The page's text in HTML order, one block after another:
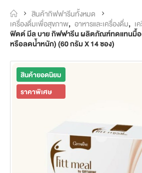
สินค้ากิฟฟารีนทั้งหมด
เครื่องดื่มเพื่อสุขภาพ, อาหารและเครื่องดื่ม, เ
ฟิตต์ มีล บาย กิฟฟารีน ผลิตภัณฑ์ทดแทนมื้อ
หรือลดน้ำหนัก) (60 กรัม X 14 ซอง)
สินค้ายอดนิยม
ราคาพิเศษ